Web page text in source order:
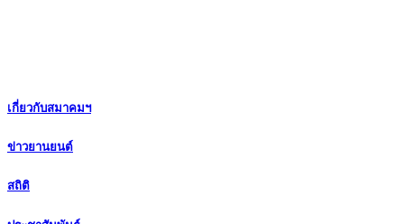
เกี่ยวกับสมาคมฯ
ข่าวยานยนต์
สถิติ